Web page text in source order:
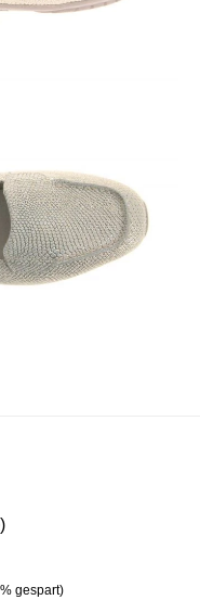
gespart)